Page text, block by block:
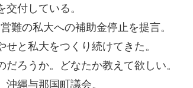
付している。
難の私大への補助金停止を提言。
と私大をつくり続けてきた。
ろうか。どなたか教えて欲しい。
縄与那国町議会。